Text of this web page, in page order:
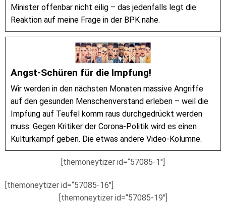
Minister offenbar nicht eilig – das jedenfalls legt die
Reaktion auf meine Frage in der BPK nahe.
Angst-Schüren für die Impfung!
Wir werden in den nächsten Monaten massive Angriffe
auf den gesunden Menschenverstand erleben – weil die
Impfung auf Teufel komm raus durchgedrückt werden
muss. Gegen Kritiker der Corona-Politik wird es einen
Kulturkampf geben. Die etwas andere Video-Kolumne.
[themoneytizer id=“57085-1″]
[themoneytizer id=“57085-16″]
[themoneytizer id=“57085-19″]